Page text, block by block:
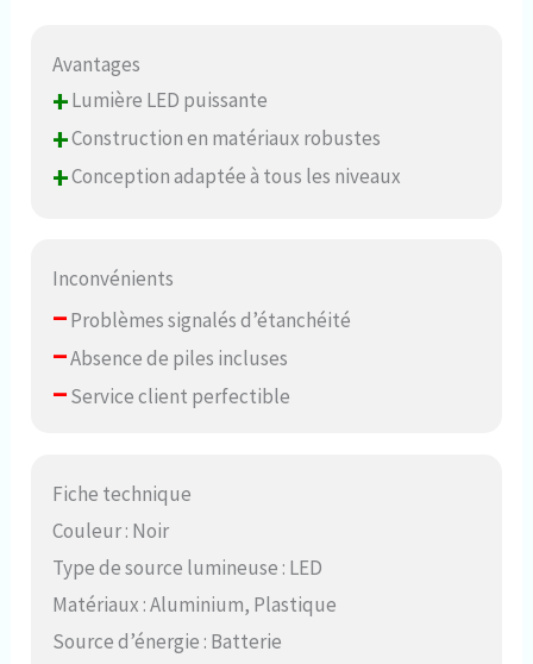
Avantages
+Lumière LED puissante
+Construction en matériaux robustes
+Conception adaptée à tous les niveaux
Inconvénients
–Problèmes signalés d’étanchéité
–Absence de piles incluses
–Service client perfectible
Fiche technique
Couleur : Noir
Type de source lumineuse : LED
Matériaux : Aluminium, Plastique
Source d’énergie : Batterie